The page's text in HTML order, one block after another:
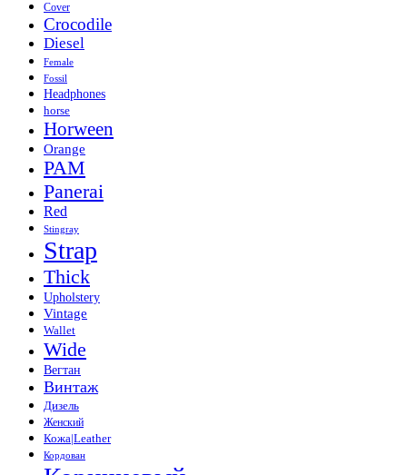
Cover
Crocodile
Diesel
Female
Fossil
Headphones
horse
Horween
Orange
PAM
Panerai
Red
Stingray
Strap
Thick
Upholstery
Vintage
Wallet
Wide
Вегтан
Винтаж
Дизель
Женский
Кожа|Leather
Кордован